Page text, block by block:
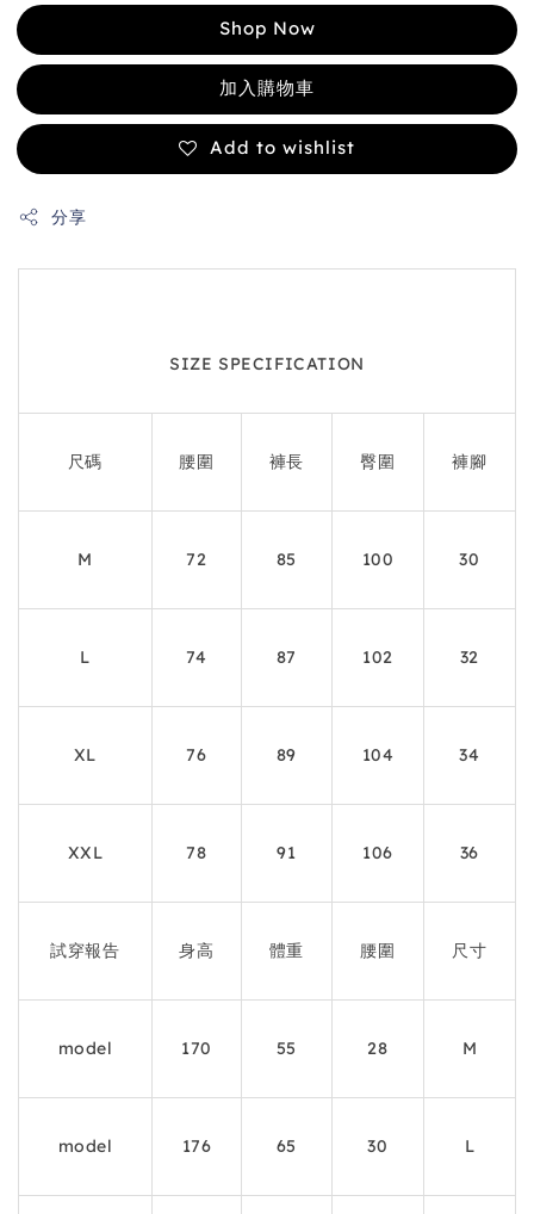
Shop Now
加入購物車
Add to wishlist
分享
SIZE SPECIFICATION
尺碼 腰圍 褲長 臀圍 褲腳
M 72 85 100 30
L 74 87 102 32
XL 76 89 104 34
XXL 78 91 106 36
試穿報告 身高 體重 腰圍 尺寸
model 170 55 28 M
model 176 65 30 L